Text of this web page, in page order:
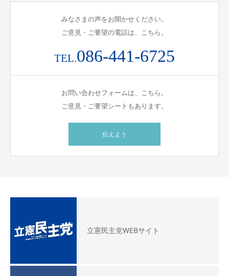
みなさまの声をお聞かせください。
ご意見・ご要望の電話は、こちら。
TEL.086-441-6725
お問い合わせフォームは、こちら。
ご意見・ご要望シートもあります。
伝えよう
立憲民主党WEBサイト